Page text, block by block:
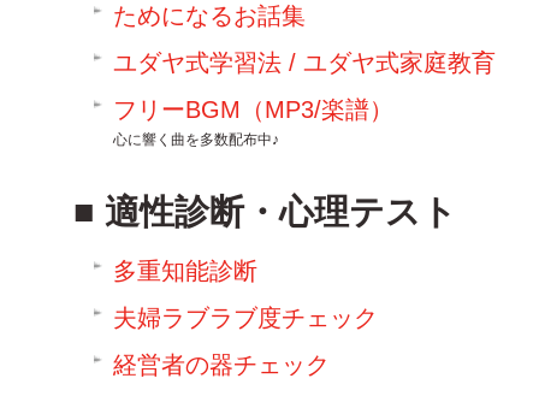
ためになるお話集
ユダヤ式学習法 / ユダヤ式家庭教育
フリーBGM（MP3/楽譜）
心に響く曲を多数配布中♪
適性診断・心理テスト
多重知能診断
夫婦ラブラブ度チェック
経営者の器チェック